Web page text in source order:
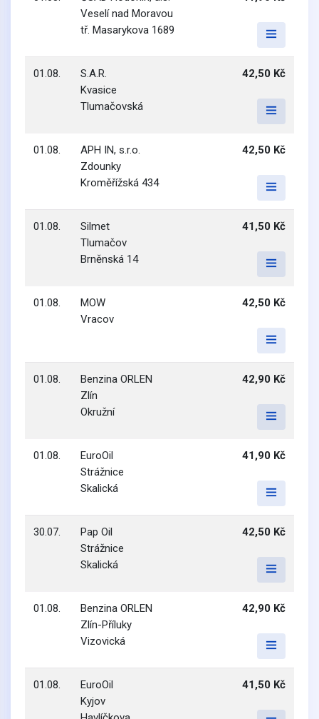
Veselí nad Moravou
tř. Masarykova 1689
01.08.
S.A.R.
Kvasice
Tlumačovská
42,50 Kč
01.08.
APH IN, s.r.o.
Zdounky
Kroměřížská 434
42,50 Kč
01.08.
Silmet
Tlumačov
Brněnská 14
41,50 Kč
01.08.
MOW
Vracov
42,50 Kč
01.08.
Benzina ORLEN
Zlín
Okružní
42,90 Kč
01.08.
EuroOil
Strážnice
Skalická
41,90 Kč
30.07.
Pap Oil
Strážnice
Skalická
42,50 Kč
01.08.
Benzina ORLEN
Zlín-Příluky
Vizovická
42,90 Kč
01.08.
EuroOil
Kyjov
41,50 Kč